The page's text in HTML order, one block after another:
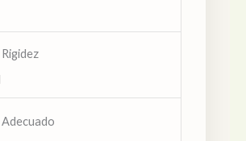
Rigidez
Adecuado